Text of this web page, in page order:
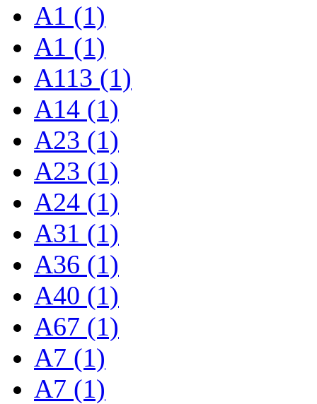
A1 (1)
A1 (1)
A113 (1)
A14 (1)
A23 (1)
A23 (1)
A24 (1)
A31 (1)
A36 (1)
A40 (1)
A67 (1)
A7 (1)
A7 (1)